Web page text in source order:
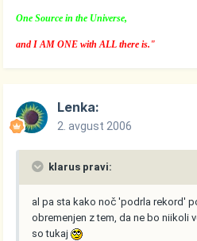
One Source in the Universe,
and I AM ONE with ALL there is."
Lenka:
2. avgust 2006
klarus pravi:
al pa sta kako noč 'podrla rekord'
obremenjen z tem, da ne bo niikoli
so tukaj